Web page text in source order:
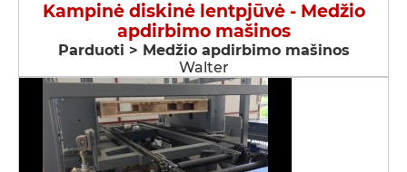
Kampinė diskinė lentpjūvė - Medžio
apdirbimo mašinos
Parduoti > Medžio apdirbimo mašinos
Walter